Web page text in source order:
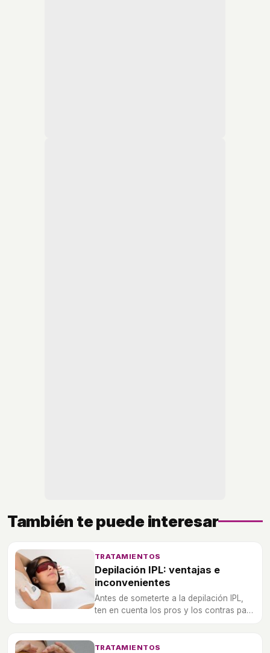
También te puede interesar
TRATAMIENTOS
Depilación IPL: ventajas e
inconvenientes
Antes de someterte a la depilación IPL,
ten en cuenta los pros y los contras para
TRATAMIENTOS